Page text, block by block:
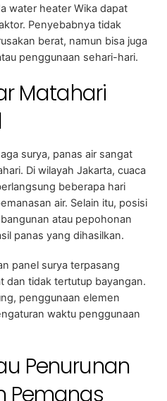
water heater Wika dapat
Penyebabnya tidak
berat, namun bisa juga
penggunaan sehari-hari.
Matahari
surya, panas air sangat
Di wilayah Jakarta, cuaca
beberapa hari
air. Selain itu, posisi
atau pepohonan
panas yang dihasilkan.
panel surya terpasang
dan tidak tertutup bayangan.
penggunaan elemen
waktu penggunaan
Penurunan
Pemanas